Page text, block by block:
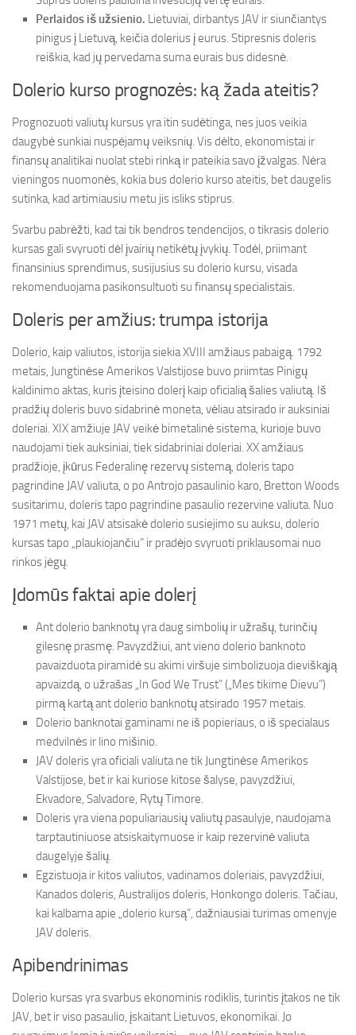
Perlaidos iš užsienio. Lietuviai, dirbantys JAV ir siunčiantys
pinigus į Lietuvą, keičia dolerius į eurus. Stipresnis doleris
reiškia, kad jų pervedama suma eurais bus didesnė.
Dolerio kurso prognozės: ką žada ateitis?
Prognozuoti valiutų kursus yra itin sudėtinga, nes juos veikia
daugybė sunkiai nuspėjamų veiksnių. Vis dėlto, ekonomistai ir
finansų analitikai nuolat stebi rinką ir pateikia savo įžvalgas. Nėra
vieningos nuomonės, kokia bus dolerio kurso ateitis, bet daugelis
sutinka, kad artimiausiu metu jis isliks stiprus.
Svarbu pabrėžti, kad tai tik bendros tendencijos, o tikrasis dolerio
kursas gali svyruoti dėl įvairių netikėtų įvykių. Todėl, priimant
finansinius sprendimus, susijusius su dolerio kursu, visada
rekomenduojama pasikonsultuoti su finansų specialistais.
Doleris per amžius: trumpa istorija
Dolerio, kaip valiutos, istorija siekia XVIII amžiaus pabaigą. 1792
metais, Jungtinėse Amerikos Valstijose buvo priimtas Pinigų
kaldinimo aktas, kuris įteisino dolerį kaip oficialią šalies valiutą. Iš
pradžių doleris buvo sidabrinė moneta, vėliau atsirado ir auksiniai
doleriai. XIX amžiuje JAV veikė bimetalinė sistema, kurioje buvo
naudojami tiek auksiniai, tiek sidabriniai doleriai. XX amžiaus
pradžioje, įkūrus Federalinę rezervų sistemą, doleris tapo
pagrindine JAV valiuta, o po Antrojo pasaulinio karo, Bretton Woods
susitarimu, doleris tapo pagrindine pasaulio rezervine valiuta. Nuo
1971 metų, kai JAV atsisakė dolerio susiejimo su auksu, dolerio
kursas tapo „plaukiojančiu” ir pradėjo svyruoti priklausomai nuo
rinkos jėgų.
Įdomūs faktai apie dolerį
Ant dolerio banknotų yra daug simbolių ir užrašų, turinčių
gilesnę prasmę. Pavyzdžiui, ant vieno dolerio banknoto
pavaizduota piramidė su akimi viršuje simbolizuoja dieviškąją
apvaizdą, o užrašas „In God We Trust” („Mes tikime Dievu”)
pirmą kartą ant dolerio banknotų atsirado 1957 metais.
Dolerio banknotai gaminami ne iš popieriaus, o iš specialaus
medvilnės ir lino mišinio.
JAV doleris yra oficiali valiuta ne tik Jungtinėse Amerikos
Valstijose, bet ir kai kuriose kitose šalyse, pavyzdžiui,
Ekvadore, Salvadore, Rytų Timore.
Doleris yra viena populiariausių valiutų pasaulyje, naudojama
tarptautiniuose atsiskaitymuose ir kaip rezervinė valiuta
daugelyje šalių.
Egzistuoja ir kitos valiutos, vadinamos doleriais, pavyzdžiui,
Kanados doleris, Australijos doleris, Honkongo doleris. Tačiau,
kai kalbama apie „dolerio kursą”, dažniausiai turimas omenyje
JAV doleris.
Apibendrinimas
Dolerio kursas yra svarbus ekonominis rodiklis, turintis įtakos ne tik
JAV, bet ir viso pasaulio, įskaitant Lietuvos, ekonomikai. Jo